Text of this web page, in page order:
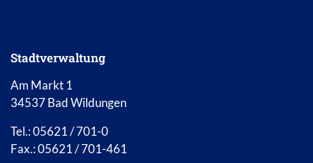
Stadtverwaltung
Am Markt 1
34537 Bad Wildungen
Tel.: 05621 / 701-0
Fax.: 05621 / 701-461